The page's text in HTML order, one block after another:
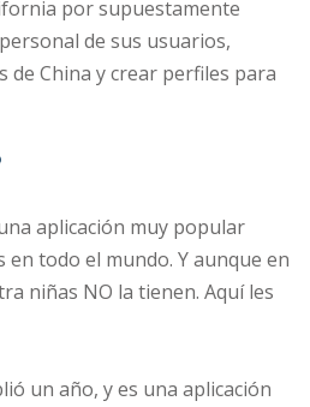
por supuestamente
de sus usuarios,
China y crear perfiles para
aplicación muy popular
todo el mundo. Y aunque en
niñas NO la tienen. Aquí les
un año, y es una aplicación